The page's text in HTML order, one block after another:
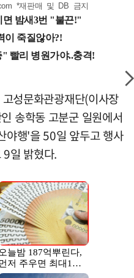
*재판매 및 DB 금지
성문화관광재단(이사장
송학동 고분군 일원에서
야행'을 50일 앞두고 행사
일 밝혔다.